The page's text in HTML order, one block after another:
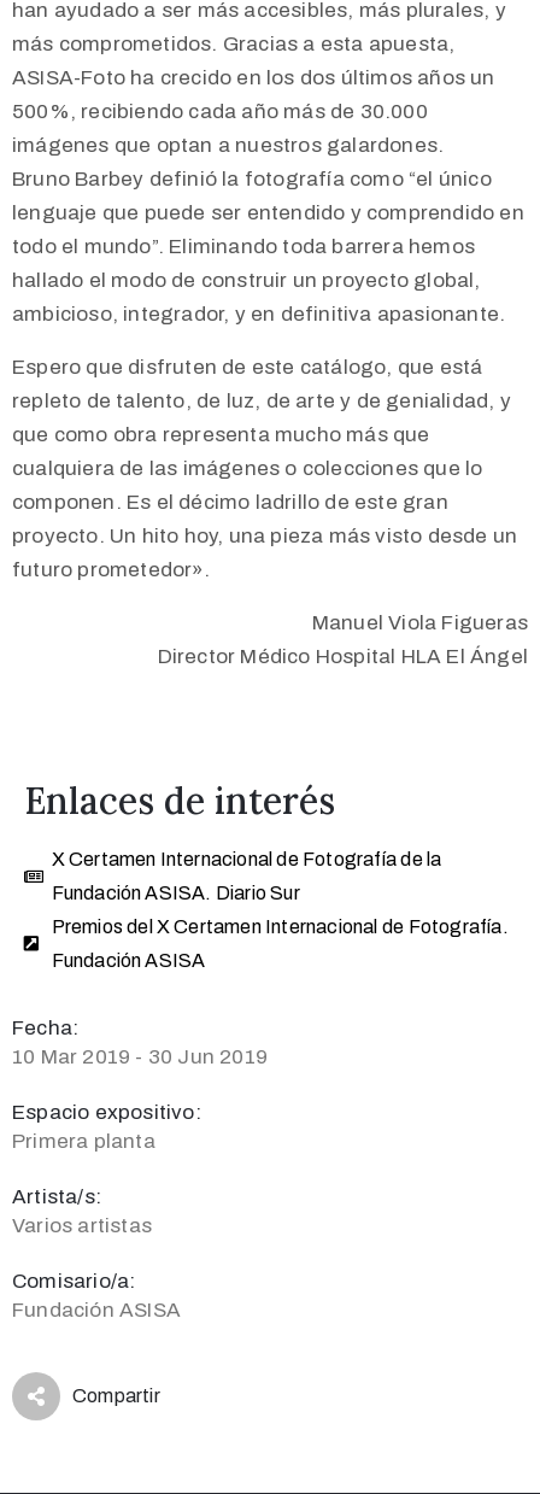
han ayudado a ser más accesibles, más plurales, y
más comprometidos. Gracias a esta apuesta,
ASISA-Foto ha crecido en los dos últimos años un
500%, recibiendo cada año más de 30.000
imágenes que optan a nuestros galardones.
Bruno Barbey definió la fotografía como “el único
lenguaje que puede ser entendido y comprendido en
todo el mundo”. Eliminando toda barrera hemos
hallado el modo de construir un proyecto global,
ambicioso, integrador, y en definitiva apasionante.
Espero que disfruten de este catálogo, que está
repleto de talento, de luz, de arte y de genialidad, y
que como obra representa mucho más que
cualquiera de las imágenes o colecciones que lo
componen. Es el décimo ladrillo de este gran
proyecto. Un hito hoy, una pieza más visto desde un
futuro prometedor».
Manuel Viola Figueras
Director Médico Hospital HLA El Ángel
Enlaces de interés
X Certamen Internacional de Fotografía de la
Fundación ASISA. Diario Sur
Premios del X Certamen Internacional de Fotografía.
Fundación ASISA
Fecha:
10 Mar 2019 - 30 Jun 2019
Espacio expositivo:
Primera planta
Artista/s:
Varios artistas
Comisario/a:
Fundación ASISA
Compartir